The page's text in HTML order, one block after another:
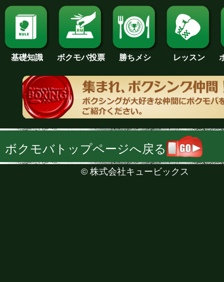
基礎知識 ボクモバ投票 勝ちメシ レッスン
ボクモバトップページへ戻る
© 株式会社キュービックス